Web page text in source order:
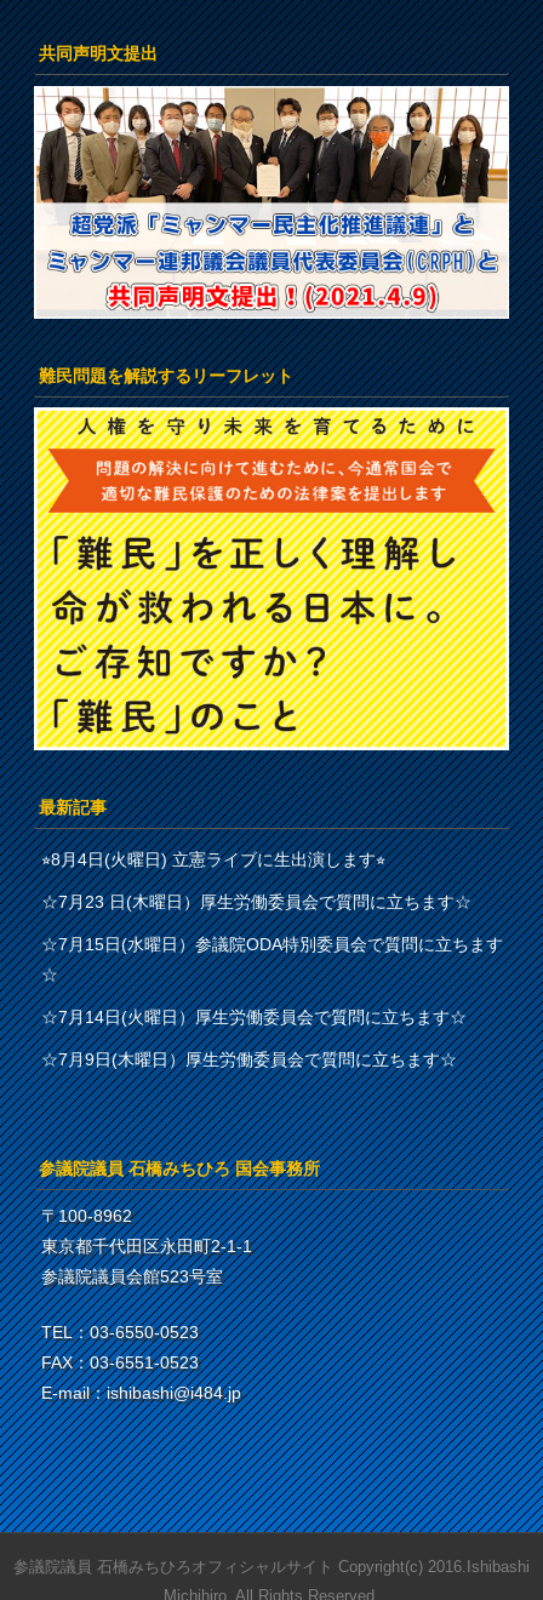
共同声明文提出
難民問題を解説するリーフレット
最新記事
⭐︎8月4日(火曜日) 立憲ライブに生出演します⭐︎
☆7月23 日(木曜日）厚生労働委員会で質問に立ちます☆
☆7月15日(水曜日）参議院ODA特別委員会で質問に立ちます
☆
☆7月14日(火曜日）厚生労働委員会で質問に立ちます☆
☆7月9日(木曜日）厚生労働委員会で質問に立ちます☆
参議院議員 石橋みちひろ 国会事務所
〒100-8962
東京都千代田区永田町2-1-1
参議院議員会館523号室
TEL：03-6550-0523
FAX：03-6551-0523
E-mail：ishibashi@i484.jp
参議院議員 石橋みちひろオフィシャルサイト Copyright(c) 2016.Ishibashi
Michihiro. All Rights Reserved.